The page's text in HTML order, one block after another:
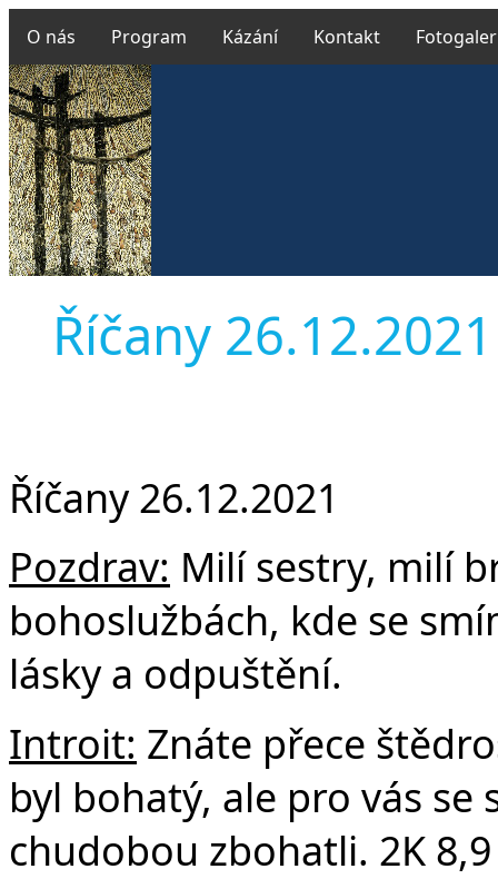
O nás Program Kázání Kontakt
Říčany
Říčany 26.12.2021
Pozdrav: Milí sestry, milí
bohoslužbách, kde se
lásky a odpuštění.
Introit: Znáte přece
byl bohatý, ale pro vás
chudobou zbohatli. 2K 8,9